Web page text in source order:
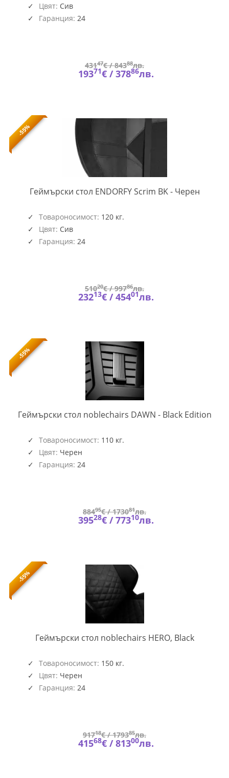
Цвят: Сив
Гаранция: 24
43147€ /84388лв.
19371€ /37886лв.
-55%
Геймърски стол ENDORFY Scrim BK - ЧеренEND-
Товароносимост: 120 кг.
Цвят: Сив
Гаранция: 24
51020€ /99786лв.
23213€ /45401лв.
-55%
Геймърски стол noblechairs DAWN - Black Edition
Товароносимост: 110 кг.
Цвят: Черен
Гаранция: 24
88495€ /173081лв.
39528€ /77310лв.
-55%
Геймърски стол noblechairs HERO, BlackNOBLE-
Товароносимост: 150 кг.
Цвят: Черен
Гаранция: 24
91718€ /179385лв.
41568€ /81300лв.